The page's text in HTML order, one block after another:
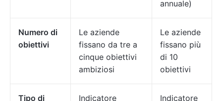
annuale)
Numero di
obiettivi
Le aziende
fissano da tre a
cinque obiettivi
ambiziosi
Le aziende
fissano più
di 10
obiettivi
Tipo di Indicatore Indicatore